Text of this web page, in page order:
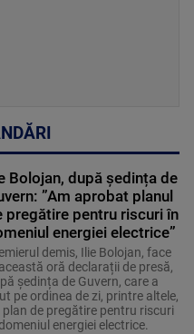
Bolojan, după ședința de
”Am aprobat planul
pregătire pentru riscuri în
energiei electrice”
demis, Ilie Bolojan, face
oră declarații de presă,
ședința de Guvern, care a
pe ordinea de zi, printre altele,
plan de pregătire pentru riscuri
energiei electrice.